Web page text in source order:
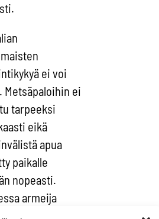
ei voi
Metsäpaloihin ei
tarpeeksi
eikä
apua
paikalle
nopeasti.
armeija
vastaaviin